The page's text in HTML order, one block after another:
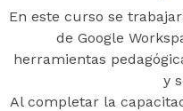
En este curso se
de Google
herramientas
y
Al completar la